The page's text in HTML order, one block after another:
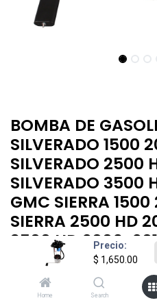
Precio:
$ 1,650.00
Home Search
BOMBA DE
SILVERADO 1500
SILVERADO 2500
SILVERADO 3500
GMC SIERRA
SIERRA 2500 HD
3500 HD 2009-
1,650.00